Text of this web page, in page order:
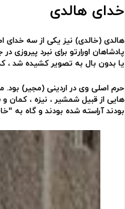
خدای هالدی
هالدی (خالدی) نیز یکی از سه خدای
پادشاهان اورارتو برای نبرد پیروزی
یا بدون بال به تصویر کشیده شد ،
حرم اصلی وی در اردینی (مجیر) بود.
هایی از قبیل شمشیر ، نیزه ، کمان
بودند آراسته شده بودند و گاه به